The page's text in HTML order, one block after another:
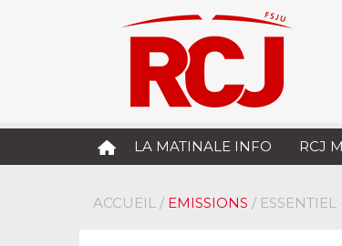
LA MATINALE INFO RCJ
ACCUEIL / EMISSIONS /